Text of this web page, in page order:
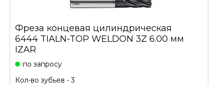
Фреза концевая цилиндрическая
6444 TIALN-TOP WELDON 3Z 6.00 мм
IZAR
по запросу
Кол-во зубьев - 3